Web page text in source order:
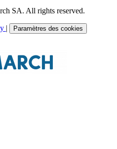
SA. All rights reserved.
| Paramètres des cookies